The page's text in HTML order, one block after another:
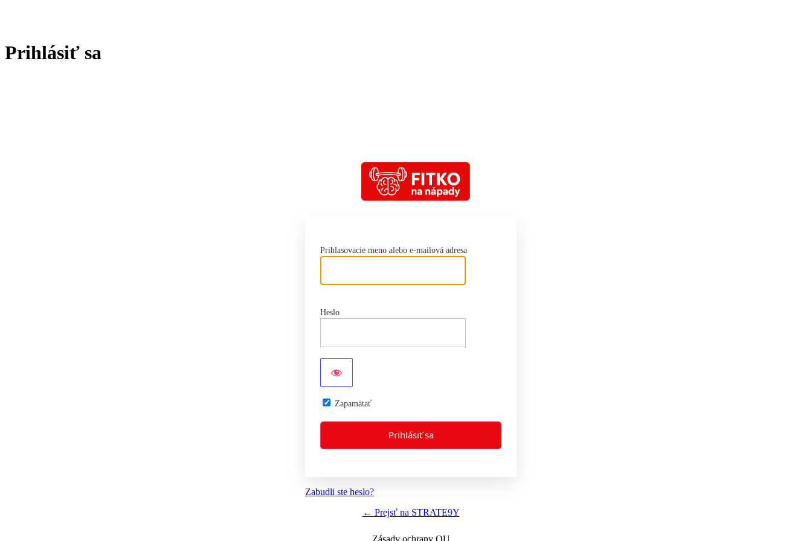
Prihlásiť sa
Prihlasovacie meno alebo e-mailová adresa
Heslo
Zapamätať
Zabudli ste heslo?
← Prejsť na STRATE9Y
Zásady ochrany OU